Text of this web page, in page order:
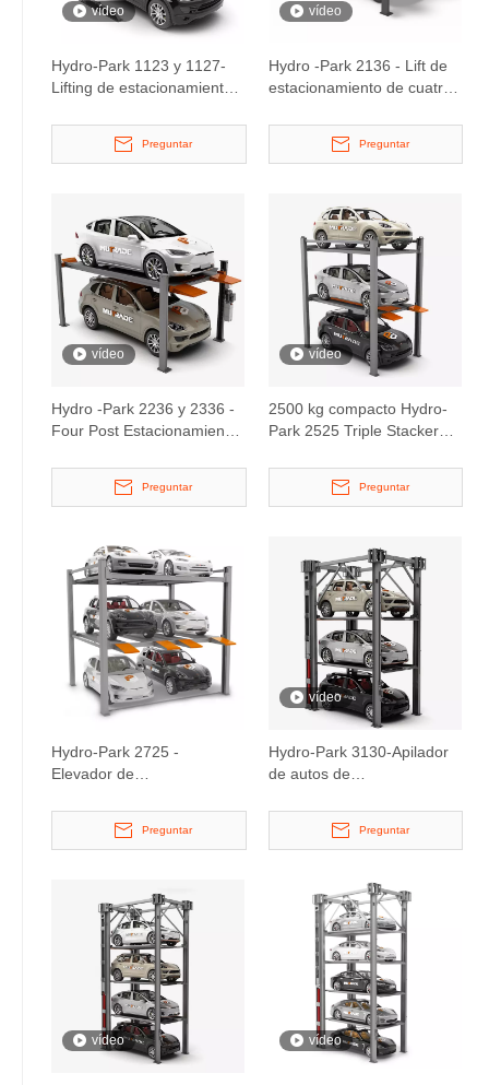
vídeo
Hydro-Park 1123 y 1127-
Lifting de estacionamiento
Preguntar
vídeo
Hydro -Park 2136 - Lift de
estacionamiento de cuatro
Preguntar
vídeo
Hydro -Park 2236 y 2336 -
Four Post Estacionamiento
Preguntar
vídeo
2500 kg compacto Hydro-
Park 2525 Triple Stacker
Preguntar
Hydro-Park 2725 -
Elevador de
ancho de tres niveles
Preguntar
vídeo
Hydro-Park 3130-Apilador
de autos de
trivel
Preguntar
vídeo vídeo